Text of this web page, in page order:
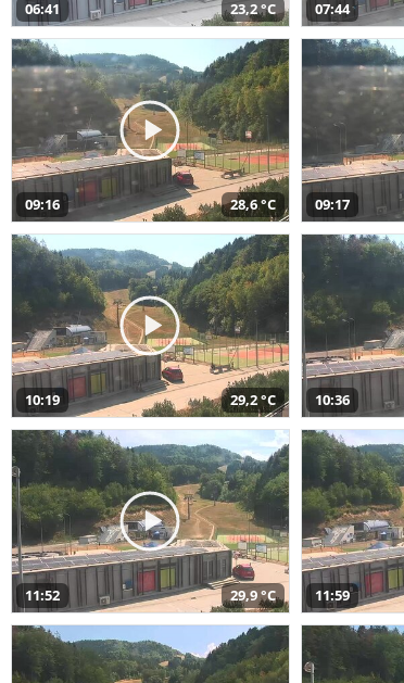
06:41 23,2 °C 07:44
09:16 28,6 °C 09:17
10:19 29,2 °C 10:36
11:52 29,9 °C 11:59